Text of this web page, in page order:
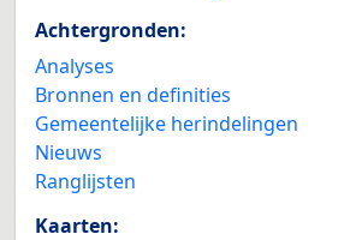
Achtergronden:
Analyses
Bronnen en definities
Gemeentelijke herindelingen
Nieuws
Ranglijsten
Kaarten: